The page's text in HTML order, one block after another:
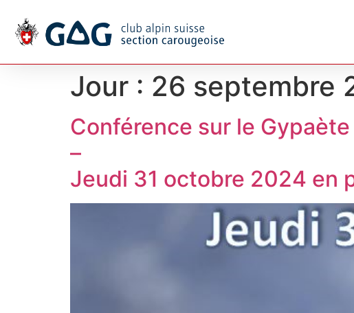
Jour : 26 septembre
Conférence sur le
–
Jeudi 31 octobre 2024 en